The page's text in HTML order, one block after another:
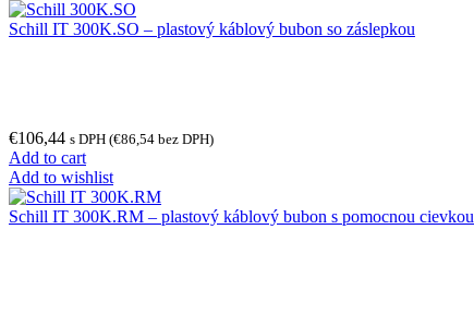
Schill IT 300K.SO – plastový káblový bubon so záslepkou
€106,44 s DPH (€86,54 bez DPH)
Add to cart
Add to wishlist
Schill IT 300K.RM – plastový káblový bubon s pomocnou cievkou